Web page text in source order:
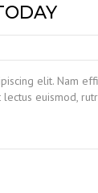
elit. Nam
euismod,